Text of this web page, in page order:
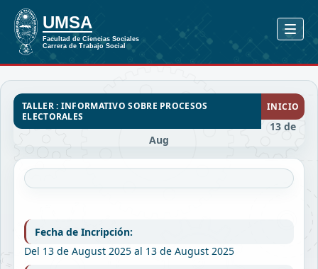
TALLER : INFORMATIVO SOBRE PROCESOS
ELECTORALES
INICIO
13 de
Aug
Fecha de Incripción:
Del 13 de August 2025 al 13 de August 2025